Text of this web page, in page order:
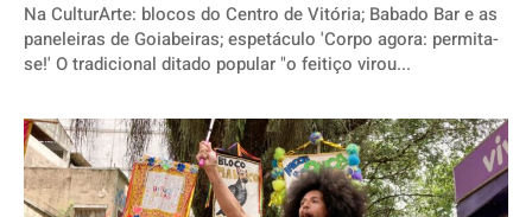
Na CulturArte: blocos do Centro de Vitória; Babado Bar e as
paneleiras de Goiabeiras; espetáculo 'Corpo agora: permita-
se!' O tradicional ditado popular "o feitiço virou...